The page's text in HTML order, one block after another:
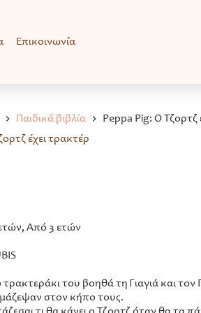
Επικοινωνία
Παιδικά βιβλία
Peppa Pig: Ο Τζορτζ
έχει τρακτέρ
Από 3 ετών
τρακτεράκι του βοηθά τη Γιαγιά και
στον κήπο τους.